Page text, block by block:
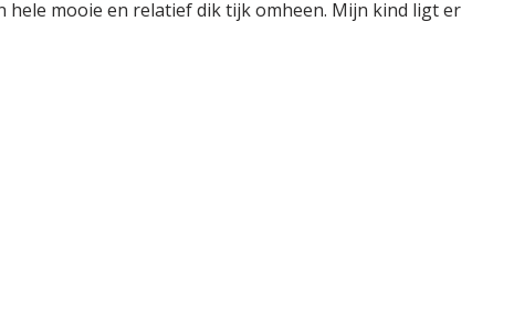
hele mooie en relatief dik tijk omheen. Mijn kind ligt er